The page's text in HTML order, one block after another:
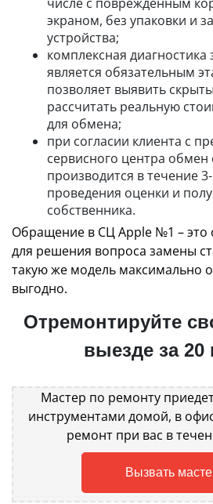
экраном, без упаковки и
устройства;
комплексная
является обязательным
позволяет выявить
рассчитать реальную
для обмена;
при согласии клиента с
сервисного центра
производится в течение
проведения оценки и
собственника.
Обращение в СЦ Apple №1 – это
для решения вопроса замены
такую же модель максимально
выгодно.
Отремонтируйте
выезде за 20
Мастер по ремонту
инструментами домой, в
ремонт при вас в
Вызвать